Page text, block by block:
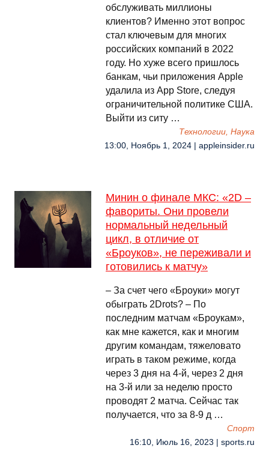
обслуживать миллионы
клиентов? Именно этот вопрос
стал ключевым для многих
российских компаний в 2022
году. Но хуже всего пришлось
банкам, чьи приложения Apple
удалила из App Store, следуя
ограничительной политике США.
Выйти из ситу …
Технологии, Наука
13:00, Ноябрь 1, 2024 | appleinsider.ru
Минин о финале МКС: «2D –
фавориты. Они провели
нормальный недельный
цикл, в отличие от
«Броуков», не переживали и
готовились к матчу»
– За счет чего «Броуки» могут
обыграть 2Drots? – По
последним матчам «Броукам»,
как мне кажется, как и многим
другим командам, тяжеловато
играть в таком режиме, когда
через 3 дня на 4-й, через 2 дня
на 3-й или за неделю просто
проводят 2 матча. Сейчас так
получается, что за 8-9 д …
Спорт
16:10, Июль 16, 2023 | sports.ru